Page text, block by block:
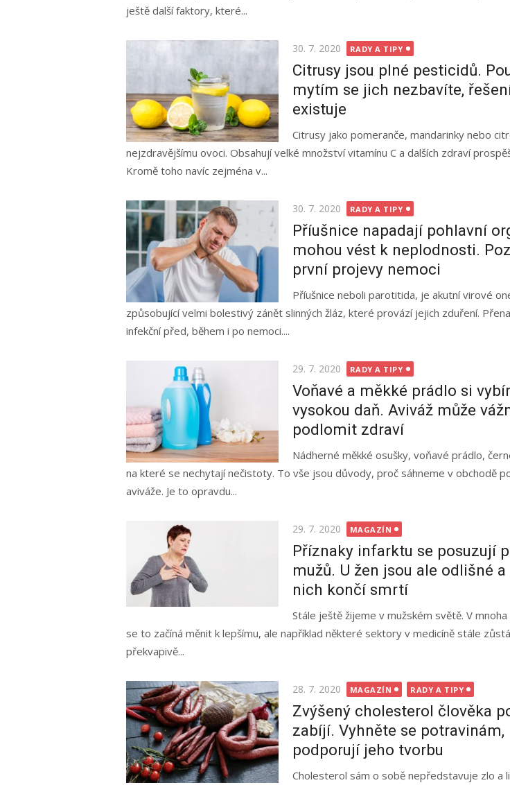
ještě další faktory, které...
Posted
on
30. 7. 2020 RADY A TIPY
Citrusy jsou plné pesticidů.
mytím se jich nezbavíte,
existuje
Citrusy jako pomeranče, mandarinky nebo
nejzdravějšímu ovoci. Obsahují velké množství vitamínu C a dalších zdraví
Kromě toho navíc zejména v...
Posted
on
30. 7. 2020 RADY A TIPY
Příušnice napadají pohlavní
mohou vést k neplodnosti.
první projevy nemoci
Příušnice neboli parotitida, je akutní virové
způsobující velmi bolestivý zánět slinných žláz, které provází jejich zduření.
infekční před, během i po nemoci....
Posted
on
29. 7. 2020 RADY A TIPY
Voňavé a měkké prádlo si
vysokou daň. Aviváž může
podlomit zdraví
Nádherné měkké osušky, voňavé prádlo,
na které se nechytají nečistoty. To vše jsou důvody, proč sáhneme v obchodě
aviváže. Je to opravdu...
Posted
on
29. 7. 2020 MAGAZÍN
Příznaky infarktu se posuzují
mužů. U žen jsou ale odlišné
nich končí smrtí
Stále ještě žijeme v mužském světě. V
se to začíná měnit k lepšímu, ale například některé sektory v medicíně stále
překvapivě...
Posted
on
28. 7. 2020 MAGAZÍN RADY A TIPY
Zvýšený cholesterol člověka
zabíjí. Vyhněte se potravinám,
podporují jeho tvorbu
Cholesterol sám o sobě nepředstavuje zlo a